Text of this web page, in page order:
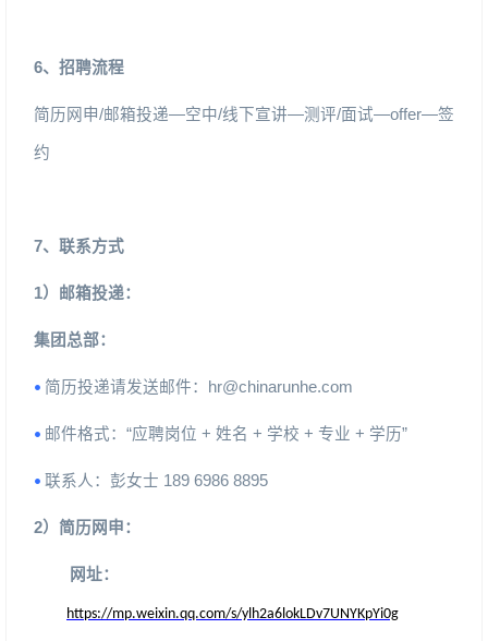
6、招聘流程
简历网申/邮箱投递—空中/线下宣讲—测评/面试—offer—签
约
7、联系方式
1）邮箱投递：
集团总部：
• 简历投递请发送邮件： hr@chinarunhe.com
• 邮件格式： “应聘岗位 + 姓名 + 学校 + 专业 + 学历”
• 联系人：彭女士 18969868895
2）简历网申：
网址：
https://mp.weixin.qq.com/s/ylh2a6lokLDv7UNYKpYi0g